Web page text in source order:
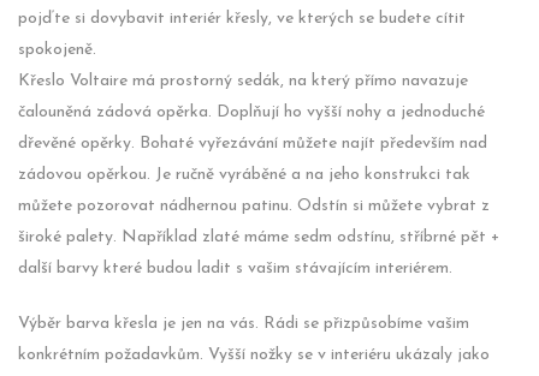
pojďte si dovybavit interiér křesly, ve kterých se budete cítit
spokojeně.
Křeslo Voltaire má prostorný sedák, na který přímo navazuje
čalouněná zádová opěrka. Doplňují ho vyšší nohy a jednoduché
dřevěné opěrky. Bohaté vyřezávání můžete najít především nad
zádovou opěrkou. Je ručně vyráběné a na jeho konstrukci tak
můžete pozorovat nádhernou patinu. Odstín si můžete vybrat z
široké palety. Například zlaté máme sedm odstínu, stříbrné pět +
další barvy které budou ladit s vašim stávajícím interiérem.
Výběr barva křesla je jen na vás. Rádi se přizpůsobíme vašim
konkrétním požadavkům. Vyšší nožky se v interiéru ukázaly jako